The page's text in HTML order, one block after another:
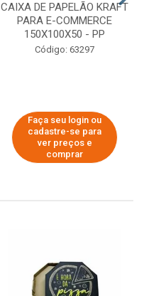
CAIXA DE PAPELÃO KRAFT
PARA E-COMMERCE
150X100X50 - PP
Código: 63297
Faça seu login ou
cadastre-se para
ver preços e
comprar